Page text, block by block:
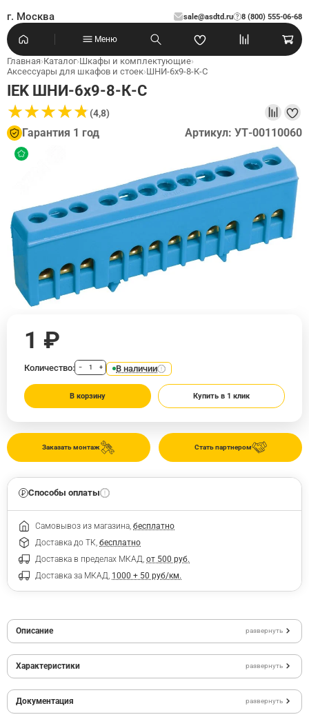
г. Москва sale@asdtd.ru 8 (800) 555-06-68
?
Меню
Главная›Каталог›Шкафы и комплектующие›
Аксессуары для шкафов и стоек›ШНИ-6х9-8-К-С
IEK ШНИ-6х9-8-К-С
★★★★★
★★★★★(4,8)
Гарантия 1 год Артикул: УТ-00110060
Стать партнером
Заказать монтаж
1 ₽
Количество: − + В наличии
В корзину Купить в 1 клик
Способы оплаты
Самовывоз из магазина, бесплатно
Доставка до ТК, бесплатно
Доставка в пределах МКАД, от 500 руб.
Доставка за МКАД, 1000 + 50 руб/км.
Описание развернуть
Характеристики развернуть
Документация развернуть